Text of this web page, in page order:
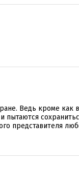
Ведь кроме как
пытаются
представителя